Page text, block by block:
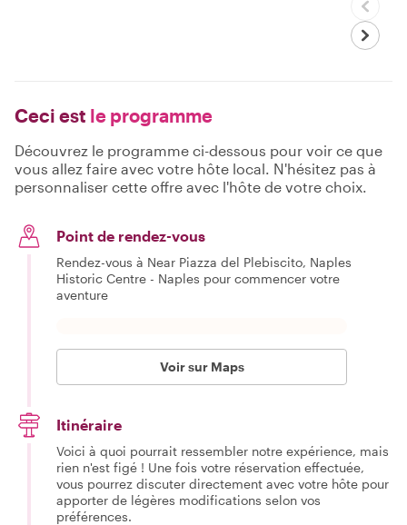
Ceci est le programme
Découvrez le programme ci-dessous pour voir ce que
vous allez faire avec votre hôte local. N'hésitez pas à
personnaliser cette offre avec l'hôte de votre choix.
Point de rendez-vous
Rendez-vous à Near Piazza del Plebiscito, Naples
Historic Centre - Naples pour commencer votre
aventure
Voir sur Maps
Itinéraire
Voici à quoi pourrait ressembler notre expérience, mais
rien n'est figé ! Une fois votre réservation effectuée,
vous pourrez discuter directement avec votre hôte pour
apporter de légères modifications selon vos
préférences.